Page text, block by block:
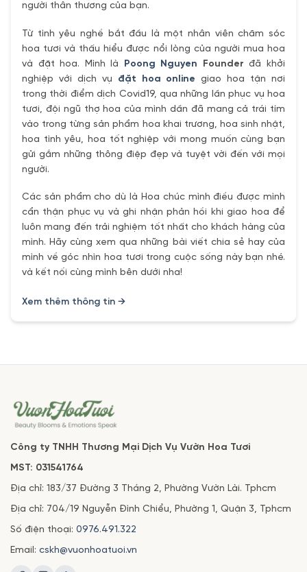
người thân thương của bạn.
Từ tình yêu nghề bắt đầu là một nhân viên chăm sóc
hoa tươi và thấu hiểu được nổi lòng của người mua hoa
và đặt hoa. Mình là
Poong Nguyen Founder đã khởi
nghiệp với dịch vụ đặt hoa online giao hoa tận nơi
trong thời điểm dịch Covid19, qua những lần phục vụ hoa
tươi, đội ngũ thợ hoa của mình dần đã mang cả trái tím
vào trong từng sản phẩm hoa khai trương, hoa sinh nhật,
hoa tình yêu, hoa tốt nghiệp với mong muốn cùng bạn
gửi gắm những thông điệp đẹp và tuyệt vời đến với mọi
người.
Các sản phẩm cho dù là Hoa chúc mình điều được mình
cẩn thận phục vụ và ghi nhận phản hồi khi giao hoa để
luôn mang đến trải nghiệm tốt nhất cho khách hàng của
mình. Hãy cùng xem qua những bài viết chia sẻ hay của
mình về góc nhìn hoa tươi trong cuộc sống này bạn nhé.
và kết nối cùng mình bên dưới nha!
Xem thêm thông tin →
Công ty TNHH Thương Mại Dịch Vụ Vườn Hoa Tươi
MST: 031541764
Địa chỉ: 183/37 Đường 3 Tháng 2, Phường Vườn Lài. Tphcm
Địa chỉ: 704/19 Nguyễn Đình Chiểu, Phường 1, Quận 3, Tphcm
Số điện thoại: 0976.491.322
Email: cskh@vuonhoatuoi.vn